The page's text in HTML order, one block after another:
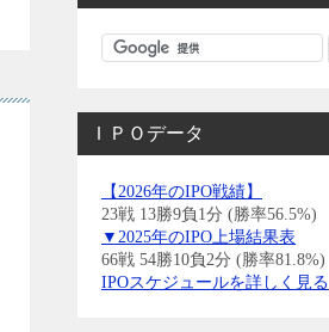
ＩＰＯデータ
【2026年のIPO戦績】
23戦 13勝9負1分 (勝率56.5%)
▼2025年のIPO上場結果表
66戦 54勝10負2分 (勝率81.8%)
IPOスケジュールを詳しく見る